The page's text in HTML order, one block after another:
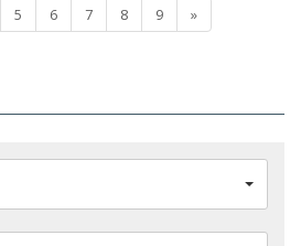
5 6 7 8 9 »